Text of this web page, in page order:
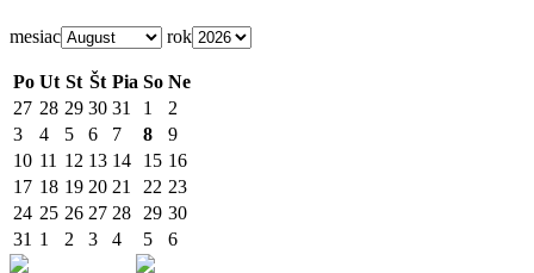
mesiac rok
Po Ut St Št Pia So Ne
27 28 29 30 31 1
2
3
4 5 6 7 8
9
10 11 12 13 14 15 16
17 18 19 20 21 22 23
24 25 26 27 28 29 30
31 1 2 3 4 5 6